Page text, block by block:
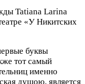
Tatiana Larina
«У Никитских
буквы
тот самый
именно
душою, является